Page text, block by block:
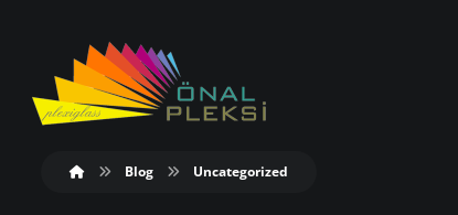
Blog Uncategorized